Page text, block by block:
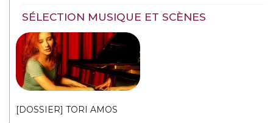
SÉLECTION MUSIQUE ET SCÈNES
[DOSSIER] TORI AMOS